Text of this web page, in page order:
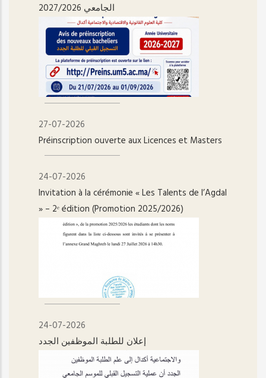
الجامعي 2027/2026
27-07-2026
Préinscription ouverte aux Licences et Masters
24-07-2026
Invitation à la cérémonie « Les Talents de l’Agdal
» – 2ᵉ édition (Promotion 2025/2026)
24-07-2026
إعلان للطلبة الموظفين الجدد